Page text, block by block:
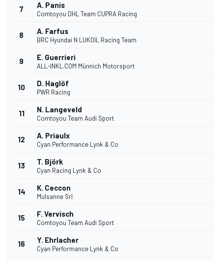
7 A. Panis
Comtoyou DHL Team CUPRA Racing
8 A. Farfus
BRC Hyundai N LUKOIL Racing Team
9 E. Guerrieri
ALL-INKL.COM Münnich Motorsport
10 D. Haglöf
PWR Racing
11 N. Langeveld
Comtoyou Team Audi Sport
12 A. Priaulx
Cyan Performance Lynk & Co
13 T. Björk
Cyan Racing Lynk & Co
14 K. Ceccon
Mulsanne Srl
15 F. Vervisch
Comtoyou Team Audi Sport
16 Y. Ehrlacher
Cyan Performance Lynk & Co